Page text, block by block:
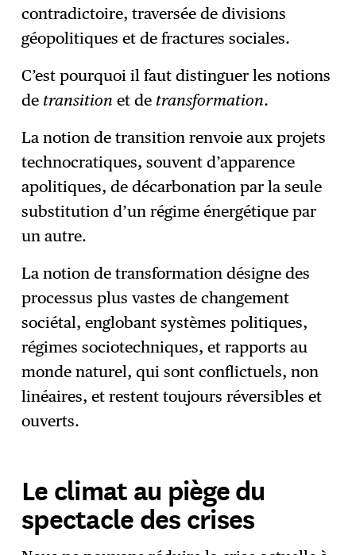
contradictoire, traversée de divisions
géopolitiques et de fractures sociales.
C’est pourquoi il faut distinguer les notions
de transition et de transformation.
La notion de transition renvoie aux projets
technocratiques, souvent d’apparence
apolitiques, de décarbonation par la seule
substitution d’un régime énergétique par
un autre.
La notion de transformation désigne des
processus plus vastes de changement
sociétal, englobant systèmes politiques,
régimes sociotechniques, et rapports au
monde naturel, qui sont conflictuels, non
linéaires, et restent toujours réversibles et
ouverts.
Le climat au piège du
spectacle des crises